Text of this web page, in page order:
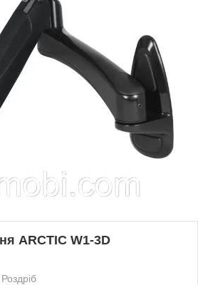
ARCTIC W1-3D
Роздріб